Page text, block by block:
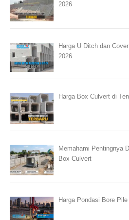
2026
Harga U Ditch dan
2026
Harga Box Culvert di
Memahami Pentingnya
Box Culvert
Harga Pondasi Bore